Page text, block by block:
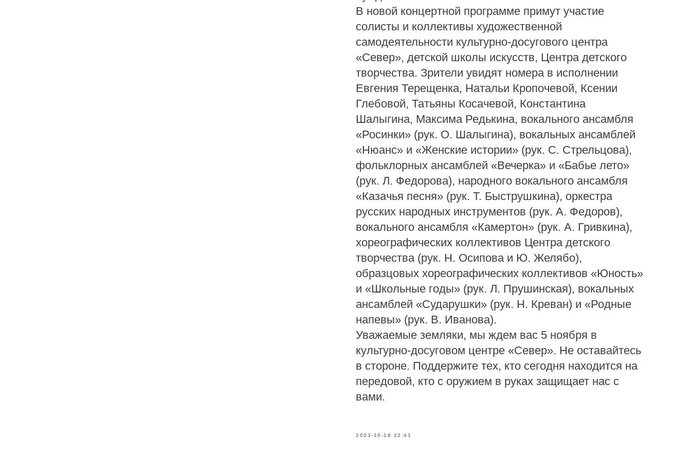
В новой концертной программе примут участие
солисты и коллективы художественной
самодеятельности культурно-досугового центра
«Север», детской школы искусств, Центра детского
творчества. Зрители увидят номера в исполнении
Евгения Терещенка, Натальи Кропочевой, Ксении
Глебовой, Татьяны Косачевой, Константина
Шалыгина, Максима Редькина, вокального ансамбля
«Росинки» (рук. О. Шалыгина), вокальных ансамблей
«Нюанс» и «Женские истории» (рук. С. Стрельцова),
фольклорных ансамблей «Вечерка» и «Бабье лето»
(рук. Л. Федорова), народного вокального ансамбля
«Казачья песня» (рук. Т. Быструшкина), оркестра
русских народных инструментов (рук. А. Федоров),
вокального ансамбля «Камертон» (рук. А. Гривкина),
хореографических коллективов Центра детского
творчества (рук. Н. Осипова и Ю. Желябо),
образцовых хореографических коллективов «Юность»
и «Школьные годы» (рук. Л. Прушинская), вокальных
ансамблей «Сударушки» (рук. Н. Креван) и «Родные
напевы» (рук. В. Иванова).
Уважаемые земляки, мы ждем вас 5 ноября в
культурно-досуговом центре «Север». Не оставайтесь
в стороне. Поддержите тех, кто сегодня находится на
передовой, кто с оружием в руках защищает нас с
вами.
2023-10-18 22:41